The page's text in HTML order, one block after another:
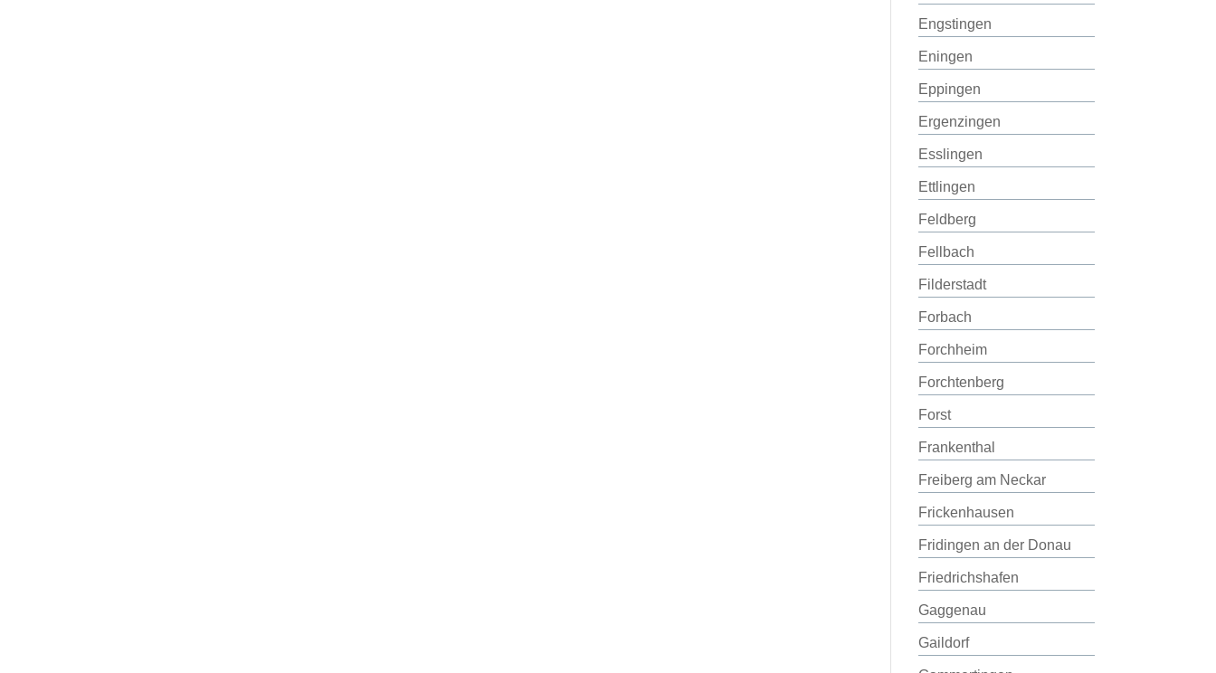
Engstingen
Eningen
Eppingen
Ergenzingen
Esslingen
Ettlingen
Feldberg
Fellbach
Filderstadt
Forbach
Forchheim
Forchtenberg
Forst
Frankenthal
Freiberg am Neckar
Frickenhausen
Fridingen an der Donau
Friedrichshafen
Gaggenau
Gaildorf